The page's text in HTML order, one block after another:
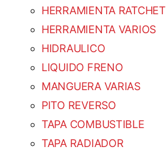
HERRAMIENTA RATCHET
HERRAMIENTA VARIOS
HIDRAULICO
LIQUIDO FRENO
MANGUERA VARIAS
PITO REVERSO
TAPA COMBUSTIBLE
TAPA RADIADOR